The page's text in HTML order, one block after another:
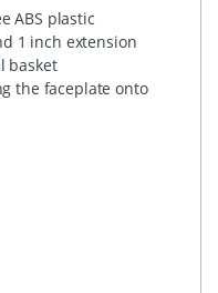
ABS plastic
1 inch extension
basket
the faceplate onto